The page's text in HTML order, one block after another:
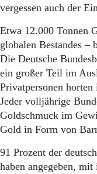
vergessen auch der
Etwa 12.000 Tonnen
globalen Bestandes –
Die Deutsche
ein großer Teil im
Privatpersonen
Jeder volljährige
Goldschmuck im
Gold in Form von
91 Prozent der
haben angegeben,